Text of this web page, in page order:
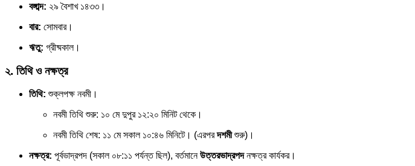
বঙ্গাব্দ: ২৯ বৈশাখ ১৪৩৩।
বার: সোমবার।
ঋতু: গ্রীষ্মকাল।
২. তিথি ও নক্ষত্র
তিথি: শুক্লপক্ষ নবমী।
নবমী তিথি শুরু: ১০ মে দুপুর ১২:২০ মিনিট থেকে।
নবমী তিথি শেষ: ১১ মে সকাল ১০:৪৬ মিনিটে। (এরপরদশমীশুরু)।
নক্ষত্র: পূর্বভাদ্রপদ (সকাল ০৮:১১ পর্যন্ত ছিল), বর্তমানেউত্তরভাদ্রপদনক্ষত্র কার্যকর।